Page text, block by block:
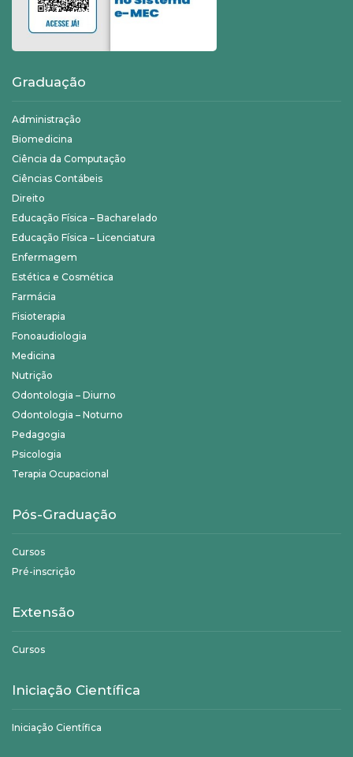
Graduação
Administração
Biomedicina
Ciência da Computação
Ciências Contábeis
Direito
Educação Física – Bacharelado
Educação Física – Licenciatura
Enfermagem
Estética e Cosmética
Farmácia
Fisioterapia
Fonoaudiologia
Medicina
Nutrição
Odontologia – Diurno
Odontologia – Noturno
Pedagogia
Psicologia
Terapia Ocupacional
Pós-Graduação
Cursos
Pré-inscrição
Extensão
Cursos
Iniciação Científica
Iniciação Científica